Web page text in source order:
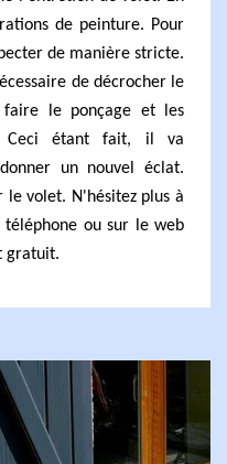
de peinture. Pour
de manière stricte.
de décrocher le
le ponçage et les
Ceci étant fait, il va
un nouvel éclat.
volet. N'hésitez plus à
ou sur le web
gratuit.